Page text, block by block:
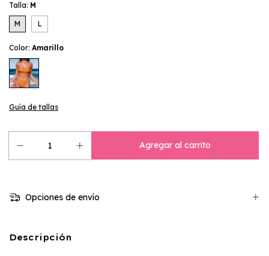
Talla: M
M L
Color: Amarillo
Guía de tallas
Opciones de envío
Descripción